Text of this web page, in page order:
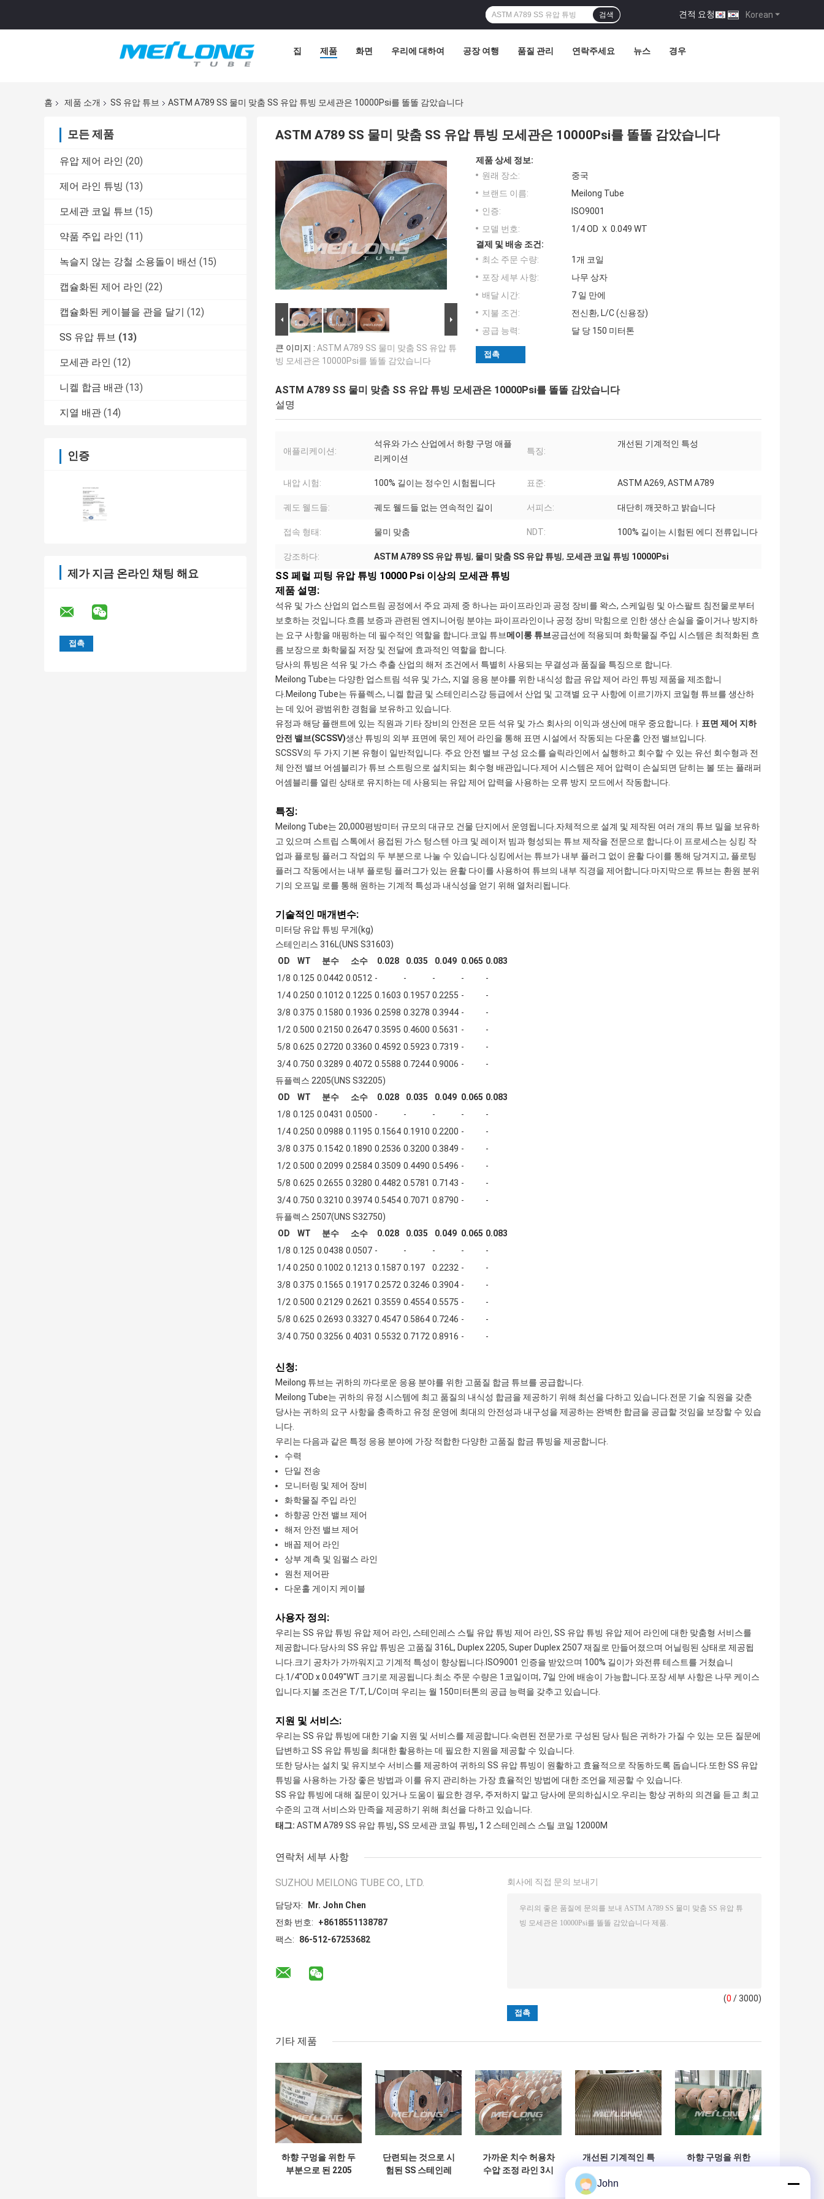
Korean
견적 요청 |
검색
집 제품 화면 우리에 대하여 공장 여행 품질 관리 연락주세요 뉴스 경우
홈 제품 소개 SS 유압 튜브 ASTM A789 SS 물미 맞춤 SS 유압 튜빙 모세관은 10000Psi를 똘똘 감았습니다
모든 제품
유압 제어 라인 (20)
제어 라인 튜빙 (13)
모세관 코일 튜브 (15)
약품 주입 라인 (11)
녹슬지 않는 강철 소용돌이 배선 (15)
캡슐화된 제어 라인 (22)
캡슐화된 케이블을 관을 달기 (12)
SS 유압 튜브 (13)
모세관 라인 (12)
니켈 합금 배관 (13)
지열 배관 (14)
인증
제가 지금 온라인 채팅 해요
ASTM A789 SS 물미 맞춤 SS 유압 튜빙 모세관은 10000Psi를 똘똘 감았습니다
큰 이미지 : ASTM A789 SS 물미 맞춤 SS 유압 튜
빙 모세관은 10000Psi를 똘똘 감았습니다
제품 상세 정보:
원래 장소:
중국
브랜드 이름:
Meilong Tube
인증:
ISO9001
모델 번호:
1/4 OD Ｘ 0.049 WT
결제 및 배송 조건:
최소 주문 수량:
1개 코일
포장 세부 사항:
나무 상자
배달 시간:
7 일 만에
지불 조건:
전신환, L/C (신용장)
공급 능력:
달 당 150 미터톤
접촉
ASTM A789 SS 물미 맞춤 SS 유압 튜빙 모세관은 10000Psi를 똘똘 감았습니다
설명
애플리케이션:
석유와 가스 산업에서 하향 구멍 애플
리케이션
특징:
개선된 기계적인 특성
내압 시험: 100% 길이는 정수인 시험됩니다 표준: ASTM A269, ASTM A789
궤도 웰드들: 궤도 웰드들 없는 연속적인 길이 서피스: 대단히 깨끗하고 밝습니다
접속 형태: 물미 맞춤 NDT: 100% 길이는 시험된 에디 전류입니다
강조하다: ASTM A789 SS 유압 튜빙, 물미 맞춤 SS 유압 튜빙, 모세관 코일 튜빙 10000Psi
SS 페럴 피팅 유압 튜빙 10000 Psi 이상의 모세관 튜빙
제품 설명:
석유 및 가스 산업의 업스트림 공정에서 주요 과제 중 하나는 파이프라인과 공정 장비를 왁스, 스케일링 및 아스팔트 침전물로부터
보호하는 것입니다.흐름 보증과 관련된 엔지니어링 분야는 파이프라인이나 공정 장비 막힘으로 인한 생산 손실을 줄이거나 방지하
는 요구 사항을 매핑하는 데 필수적인 역할을 합니다.코일 튜브메이롱 튜브공급선에 적용되며 화학물질 주입 시스템은 최적화된 흐
름 보장으로 화학물질 저장 및 전달에 효과적인 역할을 합니다.
당사의 튜빙은 석유 및 가스 추출 산업의 해저 조건에서 특별히 사용되는 무결성과 품질을 특징으로 합니다.
Meilong Tube는 다양한 업스트림 석유 및 가스, 지열 응용 분야를 위한 내식성 합금 유압 제어 라인 튜빙 제품을 제조합니
다.Meilong Tube는 듀플렉스, 니켈 합금 및 스테인리스강 등급에서 산업 및 고객별 요구 사항에 이르기까지 코일형 튜브를 생산하
는 데 있어 광범위한 경험을 보유하고 있습니다.
유정과 해당 플랜트에 있는 직원과 기타 장비의 안전은 모든 석유 및 가스 회사의 이익과 생산에 매우 중요합니다.ㅏ 표면 제어 지하
안전 밸브(SCSSV)생산 튜빙의 외부 표면에 묶인 제어 라인을 통해 표면 시설에서 작동되는 다운홀 안전 밸브입니다.
SCSSV의 두 가지 기본 유형이 일반적입니다. 주요 안전 밸브 구성 요소를 슬릭라인에서 실행하고 회수할 수 있는 유선 회수형과 전
체 안전 밸브 어셈블리가 튜브 스트링으로 설치되는 회수형 배관입니다.제어 시스템은 제어 압력이 손실되면 닫히는 볼 또는 플래퍼
어셈블리를 열린 상태로 유지하는 데 사용되는 유압 제어 압력을 사용하는 오류 방지 모드에서 작동합니다.
특징:
Meilong Tube는 20,000평방미터 규모의 대규모 건물 단지에서 운영됩니다.자체적으로 설계 및 제작된 여러 개의 튜브 밀을 보유하
고 있으며 스트립 스톡에서 용접된 가스 텅스텐 아크 및 레이저 빔과 형성되는 튜브 제작을 전문으로 합니다.이 프로세스는 싱킹 작
업과 플로팅 플러그 작업의 두 부분으로 나눌 수 있습니다.싱킹에서는 튜브가 내부 플러그 없이 윤활 다이를 통해 당겨지고, 플로팅
플러그 작동에서는 내부 플로팅 플러그가 있는 윤활 다이를 사용하여 튜브의 내부 직경을 제어합니다.마지막으로 튜브는 환원 분위
기의 오프밀 로를 통해 원하는 기계적 특성과 내식성을 얻기 위해 열처리됩니다.
기술적인 매개변수:
미터당 유압 튜빙 무게(kg)
스테인리스 316L(UNS S31603)
OD
WT 분수 소수 0.028 0.035 0.049 0.065 0.083
1/8 0.125 0.0442 0.0512 - - - -
-
1/4 0.250 0.1012 0.1225 0.1603 0.1957 0.2255 -
-
3/8 0.375 0.1580 0.1936 0.2598 0.3278 0.3944 -
-
1/2 0.500 0.2150 0.2647 0.3595 0.4600 0.5631 -
-
5/8 0.625 0.2720 0.3360 0.4592 0.5923 0.7319 -
-
3/4 0.750 0.3289 0.4072 0.5588 0.7244 0.9006 -
-
듀플렉스 2205(UNS S32205)
OD
WT 분수 소수 0.028 0.035 0.049 0.065 0.083
1/8 0.125 0.0431 0.0500 - - - -
-
1/4 0.250 0.0988 0.1195 0.1564 0.1910 0.2200 -
-
3/8 0.375 0.1542 0.1890 0.2536 0.3200 0.3849 -
-
1/2 0.500 0.2099 0.2584 0.3509 0.4490 0.5496 -
-
5/8 0.625 0.2655 0.3280 0.4482 0.5781 0.7143 -
-
3/4 0.750 0.3210 0.3974 0.5454 0.7071 0.8790 -
-
듀플렉스 2507(UNS S32750)
OD
WT 분수 소수 0.028 0.035 0.049 0.065 0.083
1/8 0.125 0.0438 0.0507 - - - -
-
1/4 0.250 0.1002 0.1213 0.1587 0.197 0.2232 -
-
3/8 0.375 0.1565 0.1917 0.2572 0.3246 0.3904 -
-
1/2 0.500 0.2129 0.2621 0.3559 0.4554 0.5575 -
-
5/8 0.625 0.2693 0.3327 0.4547 0.5864 0.7246 -
-
3/4 0.750 0.3256 0.4031 0.5532 0.7172 0.8916 - -
신청:
Meilong 튜브는 귀하의 까다로운 응용 분야를 위한 고품질 합금 튜브를 공급합니다.
Meilong Tube는 귀하의 유정 시스템에 최고 품질의 내식성 합금을 제공하기 위해 최선을 다하고 있습니다.전문 기술 직원을 갖춘
당사는 귀하의 요구 사항을 충족하고 유정 운영에 최대의 안전성과 내구성을 제공하는 완벽한 합금을 공급할 것임을 보장할 수 있습
니다.
우리는 다음과 같은 특정 응용 분야에 가장 적합한 다양한 고품질 합금 튜빙을 제공합니다.
수력
단일 전송
모니터링 및 제어 장비
화학물질 주입 라인
하향공 안전 밸브 제어
해저 안전 밸브 제어
배꼽 제어 라인
상부 계측 및 임펄스 라인
원천 제어판
다운홀 게이지 케이블
사용자 정의:
우리는 SS 유압 튜빙 유압 제어 라인, 스테인레스 스틸 유압 튜빙 제어 라인, SS 유압 튜빙 유압 제어 라인에 대한 맞춤형 서비스를
제공합니다.당사의 SS 유압 튜빙은 고품질 316L, Duplex 2205, Super Duplex 2507 재질로 만들어졌으며 어닐링된 상태로 제공됩
니다.크기 공차가 가까워지고 기계적 특성이 향상됩니다.ISO9001 인증을 받았으며 100% 길이가 와전류 테스트를 거쳤습니
다.1/4''OD x 0.049''WT 크기로 제공됩니다.최소 주문 수량은 1코일이며, 7일 안에 배송이 가능합니다.포장 세부 사항은 나무 케이스
입니다.지불 조건은 T/T, L/C이며 우리는 월 150미터톤의 공급 능력을 갖추고 있습니다.
지원 및 서비스:
우리는 SS 유압 튜빙에 대한 기술 지원 및 서비스를 제공합니다.숙련된 전문가로 구성된 당사 팀은 귀하가 가질 수 있는 모든 질문에
답변하고 SS 유압 튜빙을 최대한 활용하는 데 필요한 지원을 제공할 수 있습니다.
또한 당사는 설치 및 유지보수 서비스를 제공하여 귀하의 SS 유압 튜빙이 원활하고 효율적으로 작동하도록 돕습니다.또한 SS 유압
튜빙을 사용하는 가장 좋은 방법과 이를 유지 관리하는 가장 효율적인 방법에 대한 조언을 제공할 수 있습니다.
SS 유압 튜빙에 대해 질문이 있거나 도움이 필요한 경우, 주저하지 말고 당사에 문의하십시오.우리는 항상 귀하의 의견을 듣고 최고
수준의 고객 서비스와 만족을 제공하기 위해 최선을 다하고 있습니다.
태그: ASTM A789 SS 유압 튜빙, SS 모세관 코일 튜빙, 1 2 스테인레스 스틸 코일 12000M
연락처 세부 사항
SUZHOU MEILONG TUBE CO., LTD.
담당자:
Mr. John Chen
전화 번호:
+8618551138787
팩스:
86-512-67253682
회사에 직접 문의 보내기
(0 / 3000)
기타 제품
하향 구멍을 위한 두
부분으로 된 2205
단련되는 것으로 시
험된 SS 스테인레
가까운 치수 허용차
수압 조정 라인 3시
개선된 기계적인 특
2507 SS 유압 튜빙
하향 구멍을 위한
John